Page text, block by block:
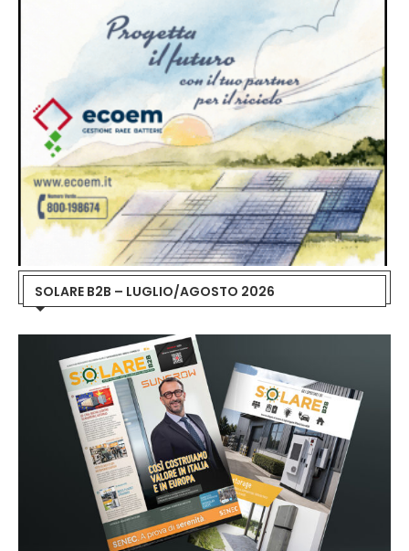
SOLARE B2B – LUGLIO/AGOSTO 2026